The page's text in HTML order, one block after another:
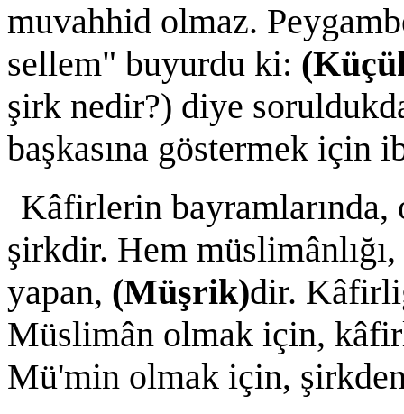
muvahhid olmaz.
sellem" buyurdu ki:
şirk nedir?) diye
başkasına göstermek için
Kâfirlerin bayramlarında,
şirkdir. Hem
yapan, (Müşrik)dir.
Müslimân olmak için,
Mü'min olmak için, şirkden